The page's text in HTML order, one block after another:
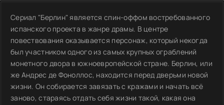
Сериал "Берлин" является спин-оффом востребованного
испанского проекта в жанре драмы. В центре
повествования оказывается персонаж, который некогда
был участником одного из самых крупных ограблений
монетного двора в южноевропейской стране. Берлин, или
же Андрес де Фоноллос, находится перед дверьми новой
жизни. Он собирается завязать с кражами и начать всё
заново, стараясь отдать себя жизни такой, какая она